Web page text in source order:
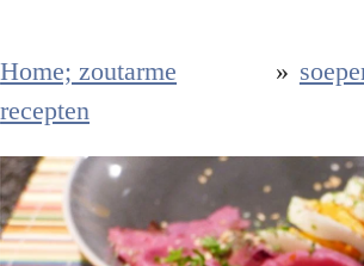
Home; zoutarme
recepten
»